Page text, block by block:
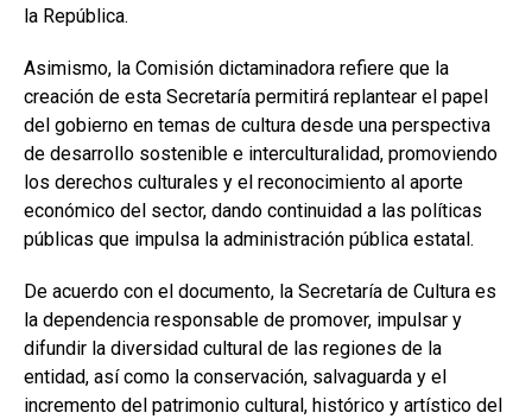
la República.
Asimismo, la Comisión dictaminadora refiere que la
creación de esta Secretaría permitirá replantear el papel
del gobierno en temas de cultura desde una perspectiva
de desarrollo sostenible e interculturalidad, promoviendo
los derechos culturales y el reconocimiento al aporte
económico del sector, dando continuidad a las políticas
públicas que impulsa la administración pública estatal.
De acuerdo con el documento, la Secretaría de Cultura es
la dependencia responsable de promover, impulsar y
difundir la diversidad cultural de las regiones de la
entidad, así como la conservación, salvaguarda y el
incremento del patrimonio cultural, histórico y artístico del